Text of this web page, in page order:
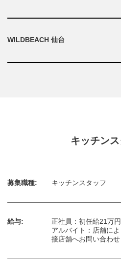
WILDBEACH 仙台
キッチン
募集職種: キッチンスタッフ
給与:
正社員：初任給21万
アルバイト：店舗に
接店舗へお問い合わせ